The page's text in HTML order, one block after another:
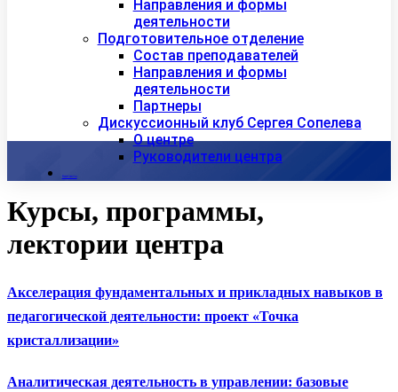
Направления и формы
деятельности
Подготовительное отделение
Состав преподавателей
Направления и формы
деятельности
Партнеры
Дискуссионный клуб Сергея Сопелева
О центре
Руководители центра
Контакты
Курсы, программы,
лектории центра
Акселерация фундаментальных и прикладных навыков в
педагогической деятельности: проект «Точка
кристаллизации»
Аналитическая деятельность в управлении: базовые